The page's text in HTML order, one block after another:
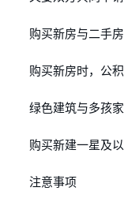
购买新房与二手房
购买新房时，公
绿色建筑与多孩
购买新建一星及
注意事项